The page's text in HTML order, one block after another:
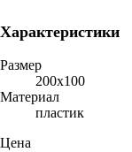
Характеристики
Размер
200х100
Материал
пластик
Цена